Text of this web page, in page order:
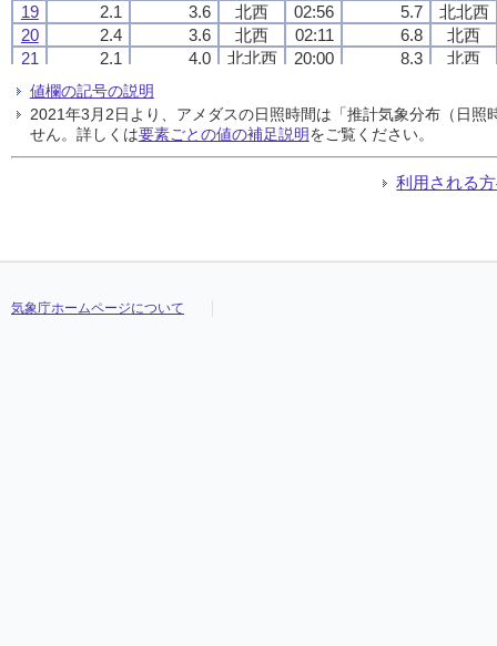
19
2.1 3.6 北西 02:56 5.7
北北西
20
2.4 3.6 北西 02:11 6.8
北西
21
2.1 4.0 北北西 20:00 8.3
北西
22
1.7
23
3.2 9.5 南南東 20:55 12.7
南南東
24
3.0 8.9 南 03:40 12.7
南
9.0
南東
30
2.3 4.9 西 10:51 12.2
西北西
19
2.1 3.6 北西 02:56 5.7
北北西
20
2.4 3.6 北西 02:11 6.8
北西
21
2.1 4.0 北北西 20:00 8.3
北西
22
1.7
23
3.2 9.5 南南東 20:55 12.7
南南東
24
3.0 8.9 南 03:40 12.7
南
9.0
南東
30
2.3 4.9 西 10:51 12.2
西北西
19
2.1 3.6 北西 02:56 5.7
北北西
20
2.4 3.6 北西 02:11 6.8
北西
21
2.1 4.0 北北西 20:00 8.3
北西
22
1.7
23
3.2 9.5 南南東 20:55 12.7
南南東
24
3.0 8.9 南 03:40 12.7
南
9.0
南東
30
2.3 4.9 西 10:51 12.2
西北西
19
2.1 3.6 北西 02:56 5.7
北北西
20
2.4 3.6 北西 02:11 6.8
北西
21
2.1 4.0 北北西 20:00 8.3
北西
22
1.7
23
3.2 9.5 南南東 20:55 12.7
南南東
24
3.0 8.9 南 03:40 12.7
南
9.0
南東
30
2.3 4.9 西 10:51 12.2
西北西
値欄の記号の説明
2021年3月2日より、アメダスの日照時間は「推計気象分布（日
せん。詳しくは要素ごとの値の補足説明をご覧ください。
利用される
気象庁ホームページについて